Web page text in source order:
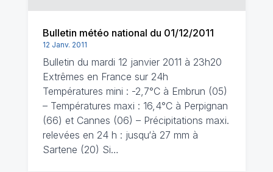
Bulletin météo national du 01/12/2011
12 Janv. 2011
Bulletin du mardi 12 janvier 2011 à 23h20
Extrêmes en France sur 24h
Températures mini : -2,7°C à Embrun (05)
– Températures maxi : 16,4°C à Perpignan
(66) et Cannes (06) – Précipitations maxi.
relevées en 24 h : jusqu‘à 27 mm à
Sartene (20) Si…